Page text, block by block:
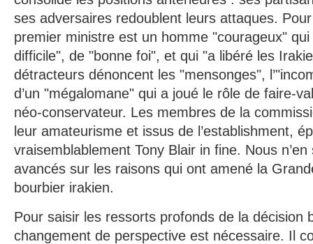
ses adversaires redoublent leurs attaques.
premier ministre est un homme "courageux"
difficile", de "bonne foi", et qui "a libéré les
détracteurs dénoncent les "mensonges",
d’un "mégalomane" qui a joué le rôle de faire-
néo-conservateur. Les membres de la
leur amateurisme et issus de l’establishment,
vraisemblablement Tony Blair in fine. Nous
avancés sur les raisons qui ont amené la
bourbier irakien.
Pour saisir les ressorts profonds de la décision
changement de perspective est nécessaire. Il